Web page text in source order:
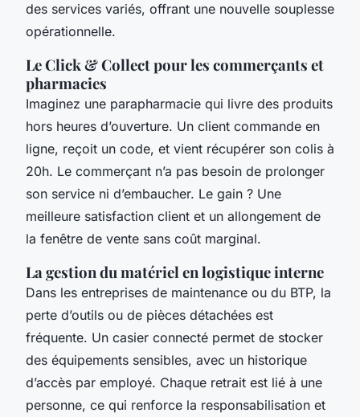
des services variés, offrant une nouvelle souplesse
opérationnelle.
Le Click & Collect pour les commerçants et
pharmacies
Imaginez une parapharmacie qui livre des produits
hors heures d’ouverture. Un client commande en
ligne, reçoit un code, et vient récupérer son colis à
20h. Le commerçant n’a pas besoin de prolonger
son service ni d’embaucher. Le gain ? Une
meilleure satisfaction client et un allongement de
la fenêtre de vente sans coût marginal.
La gestion du matériel en logistique interne
Dans les entreprises de maintenance ou du BTP, la
perte d’outils ou de pièces détachées est
fréquente. Un casier connecté permet de stocker
des équipements sensibles, avec un historique
d’accès par employé. Chaque retrait est lié à une
personne, ce qui renforce la responsabilisation et